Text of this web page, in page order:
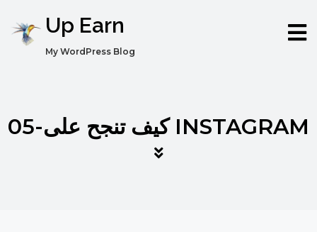
Up Earn
My WordPress Blog
05-كيف تنجح على INSTAGRAM